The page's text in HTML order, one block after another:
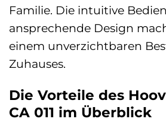
Familie. Die intuitive
ansprechende Design
einem unverzichtbaren
Zuhauses.
Die Vorteile des
CA 011 im Überblick